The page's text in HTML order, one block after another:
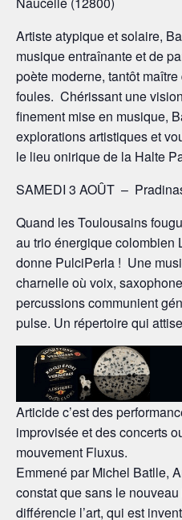
Artiste atypique et solaire,
musique entraînante et de
poète moderne, tantôt
foules. Chérissant une
finement mise en musique,
explorations artistiques et
le lieu onirique de la Halte
SAMEDI 3 AOÛT –
Quand les Toulousains
au trio énergique colombien
donne PulciPerla ! Une
charnelle où voix,
percussions communient
pulse. Un répertoire qui
Articide c’est des
improvisée et des concerts
mouvement Fluxus.
Emmené par Michel Batlle,
constat que sans le nouveau
différencie l’art, qui est